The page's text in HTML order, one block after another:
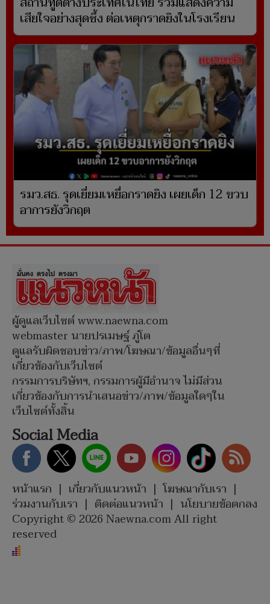
เสียใจอย่างสุดซึ้ง ต่อเหตุกราดยิงในโรงเรียน
รมว.สธ. รุดเยี่ยมเหยื่อกราดยิง เผยเด็ก 12 ขวบ
อาการยังวิกฤต
ผู้ดูแลเว็บไซต์ www.naewna.com
webmaster นายปรเมษฐ์ ภู่โต
ดูแลรับผิดชอบข่าว/ภาพ/โฆษณา/ข้อมูลอื่นๆที่
เกี่ยวข้องกับเว็บไซต์
กรรมการบริษัทฯ, กรรมการผู้มีอำนาจ ไม่มีส่วน
เกี่ยวข้องกับการนำเสนอข่าว/ภาพ/ข้อมูลใดๆใน
เว็บไซต์ทั้งสิ้น
Social Media
หน้าแรก | เกี่ยวกับแนวหน้า | โฆษณากับเรา |
ร่วมงานกับเรา | ติดต่อแนวหน้า | นโยบายข้อตกลง
Copyright © 2026 Naewna.com All right
reserved